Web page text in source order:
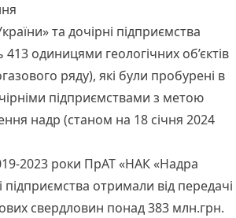
та дочірні підприємства
413 одиницями геологічних об’єктів
ряду), які були пробурені в
підприємствами з метою
надр (станом на 18 січня 2024
2023 роки ПрАТ «НАК «Надра
підприємства отримали від передачі
свердловин понад 383 млн.грн.